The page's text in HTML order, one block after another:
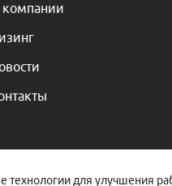
для улучшения